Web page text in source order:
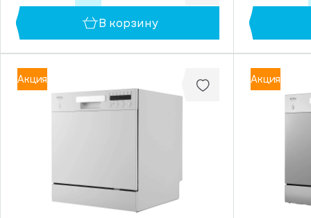
Разбрызгивателей
(шт)
сушки
В корзину
Акция Акция